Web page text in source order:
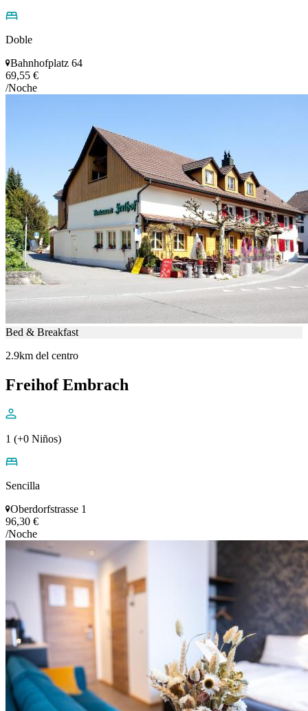
Doble
Bahnhofplatz 64
69,55 €
/Noche
Bed & Breakfast
2.9km del centro
Freihof Embrach
1 (+0 Niños)
Sencilla
Oberdorfstrasse 1
96,30 €
/Noche